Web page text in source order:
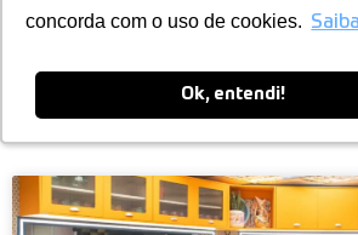
concorda com o uso de cookies.
Ok, entendi!
concorda com o uso de cookies.
Ok, entendi!
Blog